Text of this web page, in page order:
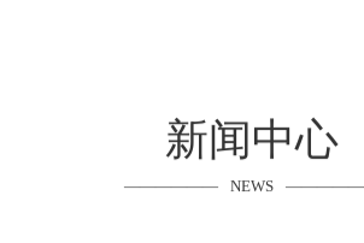
新闻中心
NEWS